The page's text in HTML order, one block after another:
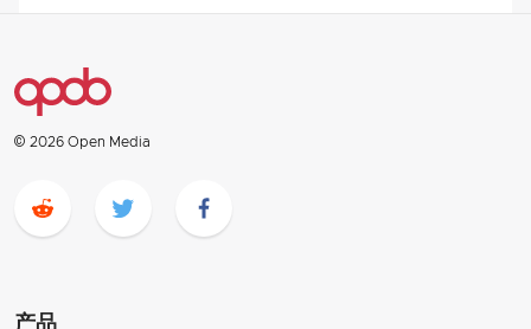
© 2026 Open Media
产品